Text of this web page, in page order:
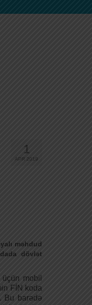
1
APR 2019
məhdud
dövlət
mobil
FİN koda
Bu barədə